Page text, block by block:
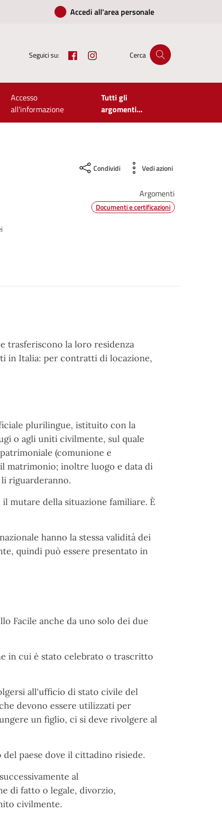
Accedi all'area personale
Seguici su: FacebookInstagramCerca
Accesso
all'informazione
Tutti gli
argomenti...
Condividi Vedi azioni
Argomenti
Documenti e certificazioni
trasferiscono la loro residenza
in Italia: per contratti di locazione,
plurilingue, istituito con la
o agli uniti civilmente, sul quale
(comunione e
matrimonio; inoltre luogo e data di
riguarderanno.
mutare della situazione familiare. È
hanno la stessa validità dei
quindi può essere presentato in
Facile anche da uno solo dei due
in cui è stato celebrato o trascritto
all'ufficio di stato civile del
devono essere utilizzati per
un figlio, ci si deve rivolgere al
paese dove il cittadino risiede.
al
di fatto o legale, divorzio,
civilmente.